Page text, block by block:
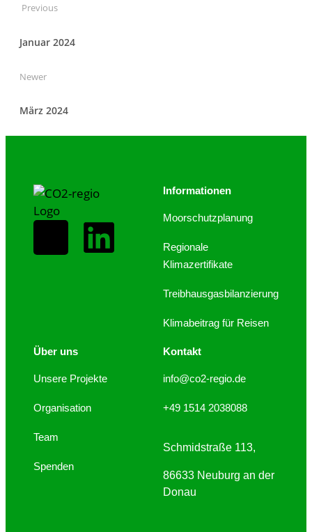
Previous
Januar 2024
Newer
März 2024
Informationen
Moorschutzplanung
Regionale
Klimazertifikate
Treibhausgasbilanzierung
Klimabeitrag für Reisen
Über uns
Unsere Projekte
Organisation
Team
Spenden
Kontakt
info@co2-regio.de
+49 1514 2038088
Schmidstraße 113,
86633 Neuburg an der
Donau